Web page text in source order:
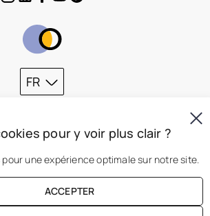
FR
pour y voir plus clair ?
une expérience optimale sur notre site.
ACCEPTER